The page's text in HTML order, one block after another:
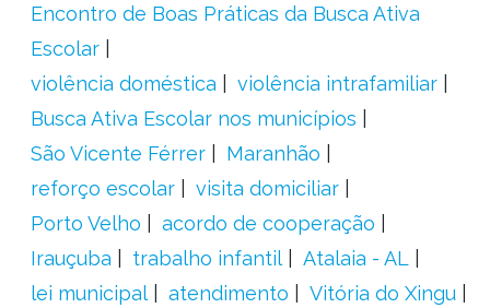
Encontro de Boas Práticas da Busca Ativa
Escolar
violência doméstica
violência intrafamiliar
Busca Ativa Escolar nos municípios
São Vicente Férrer
Maranhão
reforço escolar
visita domiciliar
Porto Velho
acordo de cooperação
Irauçuba
trabalho infantil
Atalaia - AL
lei municipal
atendimento
Vitória do Xingu